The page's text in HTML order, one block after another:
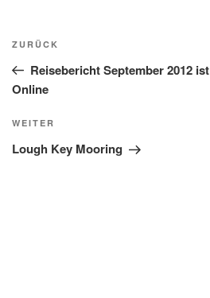
Beitragsnavigation
Vorheriger
Beitrag
ZURÜCK
Reisebericht September 2012 ist
Online
Nächster
Beitrag
WEITER
Lough Key Mooring